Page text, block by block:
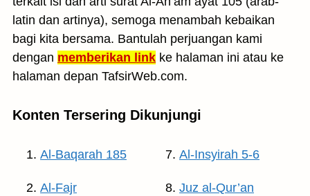
latin dan artinya), semoga menambah kebaikan
bagi kita bersama. Bantulah perjuangan kami
dengan memberikan link ke halaman ini atau ke
halaman depan TafsirWeb.com.
Konten Tersering Dikunjungi
Al-Baqarah 185
Al-Fajr
Al-Insyirah 5-6
Juz al-Qur’an